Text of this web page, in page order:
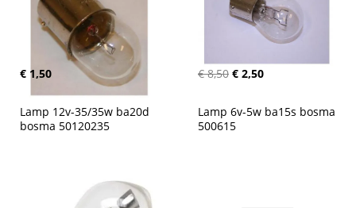
€ 1,50 € 8,50 € 2,50
Lamp 12v-35/35w ba20d
bosma 50120235
Lamp 6v-5w ba15s bosma
500615